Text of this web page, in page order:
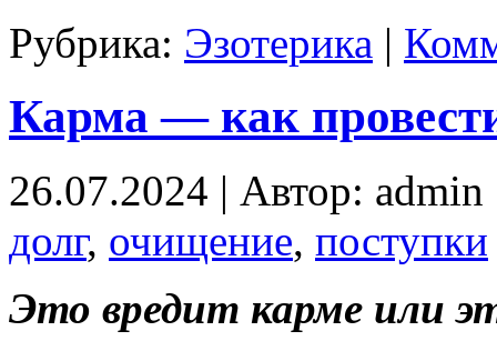
Рубрика: Эзотерика |
Карма — как
26.07.2024 | Автор:
долг, очищение, поступки
Это вредит карме или